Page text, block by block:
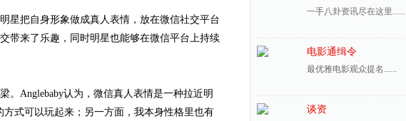
把自身形象做成真人表情，放在微信社交平台
带来了乐趣，同时明星也能够在微信平台上持续
Anglebaby认为，微信真人表情是一种拉近明
式可以玩起来；另一方面，我本身性格里也有
一手八卦资讯尽在这里......
电影通缉令
最优雅电影观众提名......
谈资